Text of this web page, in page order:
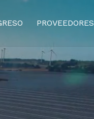
PROVEEDORES